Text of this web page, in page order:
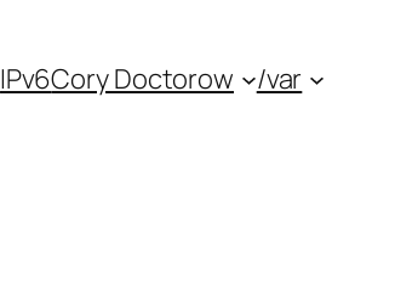
IPv6Cory Doctorow /var